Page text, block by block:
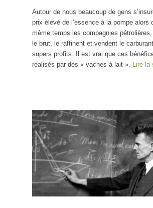
Autour de nous beaucoup de gens
prix élevé de l’essence à la pompe alors
même temps les compagnies
le brut, le raffinent et vendent le
supers profits. Il est vrai que ces
réalisés par des « vaches à lait ». Lire